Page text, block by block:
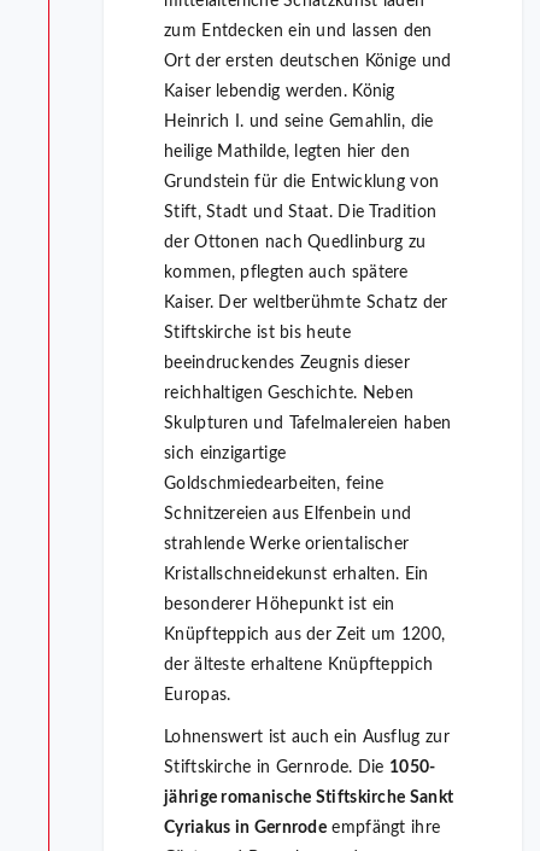
zum Entdecken ein und lassen den
Ort der ersten deutschen Könige und
Kaiser lebendig werden. König
Heinrich I. und seine Gemahlin, die
heilige Mathilde, legten hier den
Grundstein für die Entwicklung von
Stift, Stadt und Staat. Die Tradition
der Ottonen nach Quedlinburg zu
kommen, pflegten auch spätere
Kaiser. Der weltberühmte Schatz der
Stiftskirche ist bis heute
beeindruckendes Zeugnis dieser
reichhaltigen Geschichte. Neben
Skulpturen und Tafelmalereien haben
sich einzigartige
Goldschmiedearbeiten, feine
Schnitzereien aus Elfenbein und
strahlende Werke orientalischer
Kristallschneidekunst erhalten. Ein
besonderer Höhepunkt ist ein
Knüpfteppich aus der Zeit um 1200,
der älteste erhaltene Knüpfteppich
Europas.
Lohnenswert ist auch ein Ausflug zur
Stiftskirche in Gernrode. Die 1050-
jährige romanische Stiftskirche Sankt
Cyriakus in Gernrode empfängt ihre